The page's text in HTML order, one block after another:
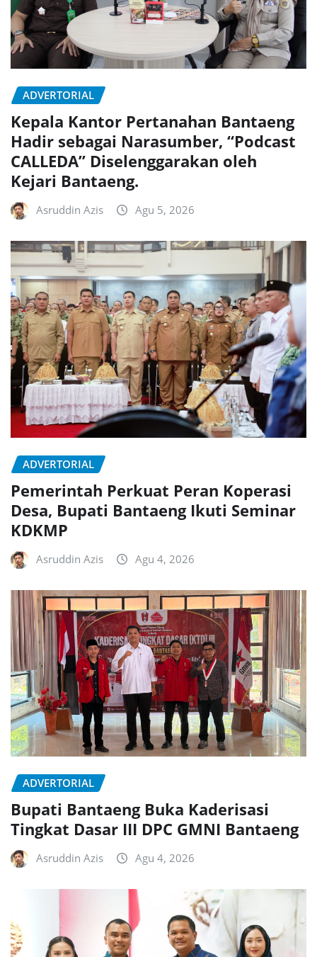
ADVERTORIAL
Kepala Kantor Pertanahan Bantaeng
Hadir sebagai Narasumber, “Podcast
CALLEDA” Diselenggarakan oleh
Kejari Bantaeng.
Asruddin Azis Agu 5, 2026
ADVERTORIAL
Pemerintah Perkuat Peran Koperasi
Desa, Bupati Bantaeng Ikuti Seminar
KDKMP
Asruddin Azis Agu 4, 2026
ADVERTORIAL
Bupati Bantaeng Buka Kaderisasi
Tingkat Dasar III DPC GMNI Bantaeng
Asruddin Azis Agu 4, 2026